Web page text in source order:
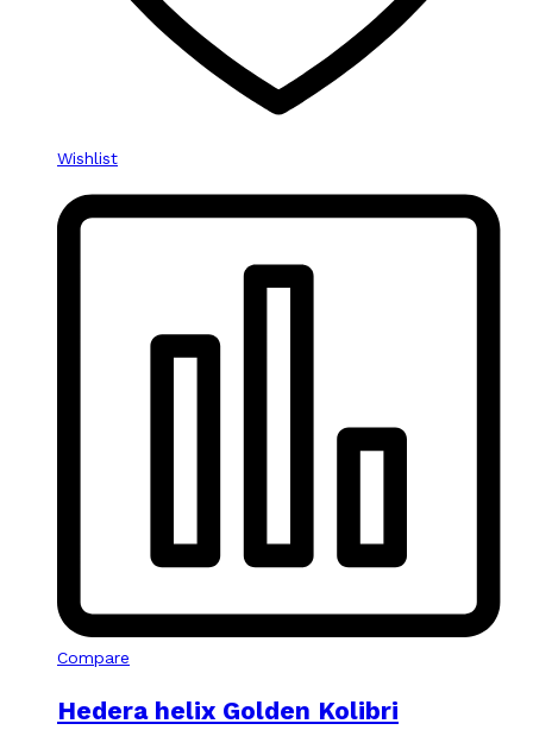
Wishlist
Compare
Hedera helix Golden Kolibri